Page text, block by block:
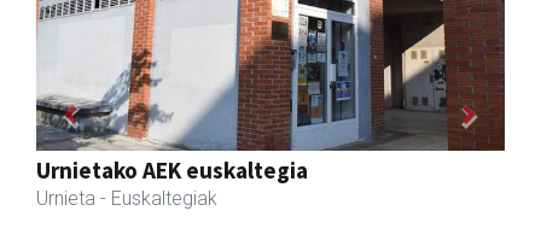
Magale Ikastetxea
Urnieta - Hezkuntza
Previous Next